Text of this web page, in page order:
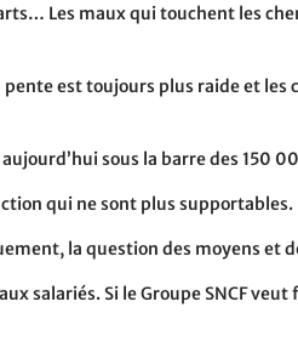
Les maux qui touchent les
est toujours plus raide et les
sous la barre des 150
qui ne sont plus supportables.
la question des moyens et
salariés. Si le Groupe SNCF